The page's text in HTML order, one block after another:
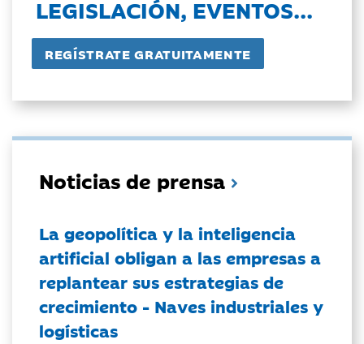
LEGISLACIÓN, EVENTOS...
Noticias de prensa
La geopolítica y la inteligencia
artificial obligan a las empresas a
replantear sus estrategias de
crecimiento - Naves industriales y
logísticas